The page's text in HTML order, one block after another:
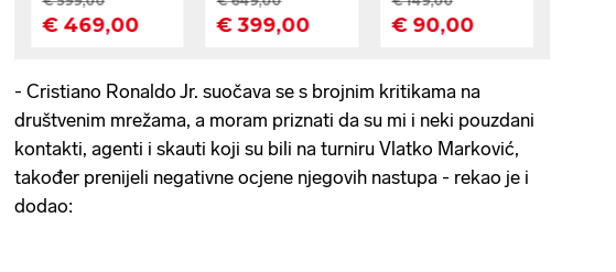
- Cristiano Ronaldo Jr. suočava se s brojnim kritikama na
društvenim mrežama, a moram priznati da su mi i neki pouzdani
kontakti, agenti i skauti koji su bili na turniru Vlatko Marković,
također prenijeli negativne ocjene njegovih nastupa - rekao je i
dodao: